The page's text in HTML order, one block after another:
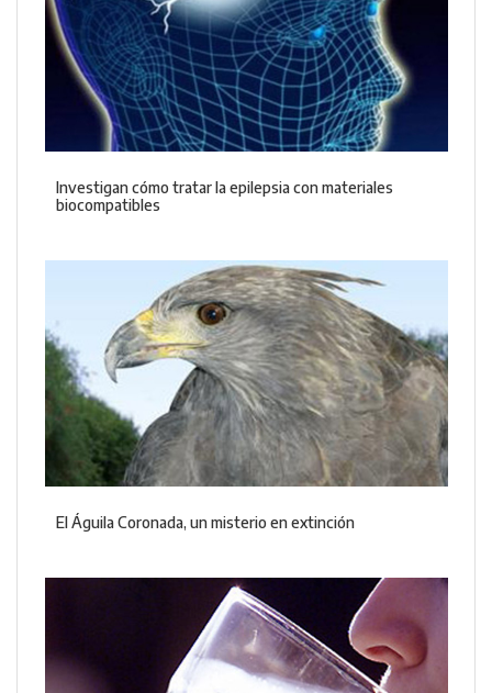
Investigan cómo tratar la epilepsia con materiales
biocompatibles
El Águila Coronada, un misterio en extinción